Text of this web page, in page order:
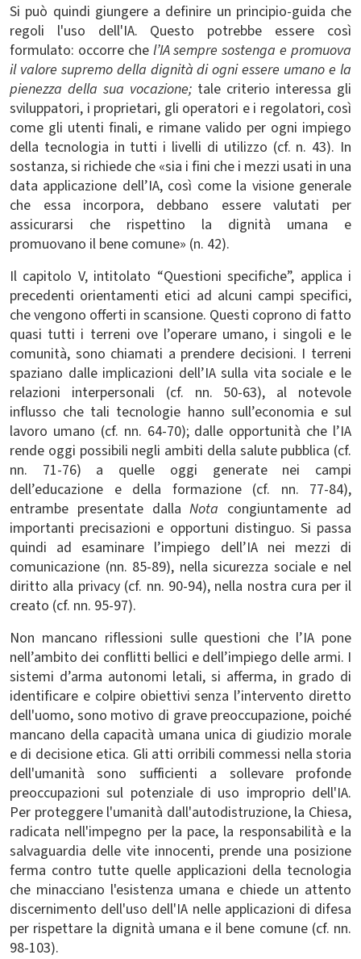
Si può quindi giungere a definire un principio-guida che
regoli l'uso dell'IA. Questo potrebbe essere così
formulato: occorre che l’IA sempre sostenga e promuova
il valore supremo della dignità di ogni essere umano e la
pienezza della sua vocazione; tale criterio interessa gli
sviluppatori, i proprietari, gli operatori e i regolatori, così
come gli utenti finali, e rimane valido per ogni impiego
della tecnologia in tutti i livelli di utilizzo (cf. n. 43). In
sostanza, si richiede che «sia i fini che i mezzi usati in una
data applicazione dell’IA, così come la visione generale
che essa incorpora, debbano essere valutati per
assicurarsi che rispettino la dignità umana e
promuovano il bene comune» (n. 42).
Il capitolo V, intitolato “Questioni specifiche”, applica i
precedenti orientamenti etici ad alcuni campi specifici,
che vengono offerti in scansione. Questi coprono di fatto
quasi tutti i terreni ove l’operare umano, i singoli e le
comunità, sono chiamati a prendere decisioni. I terreni
spaziano dalle implicazioni dell’IA sulla vita sociale e le
relazioni interpersonali (cf. nn. 50-63), al notevole
influsso che tali tecnologie hanno sull’economia e sul
lavoro umano (cf. nn. 64-70); dalle opportunità che l’IA
rende oggi possibili negli ambiti della salute pubblica (cf.
nn. 71-76) a quelle oggi generate nei campi
dell’educazione e della formazione (cf. nn. 77-84),
entrambe presentate dallaNota congiuntamente ad
importanti precisazioni e opportuni distinguo. Si passa
quindi ad esaminare l’impiego dell’IA nei mezzi di
comunicazione (nn. 85-89), nella sicurezza sociale e nel
diritto alla privacy (cf. nn. 90-94), nella nostra cura per il
creato (cf. nn. 95-97).
Non mancano riflessioni sulle questioni che l’IA pone
nell’ambito dei conflitti bellici e dell’impiego delle armi. I
sistemi d’arma autonomi letali, si afferma, in grado di
identificare e colpire obiettivi senza l’intervento diretto
dell'uomo, sono motivo di grave preoccupazione, poiché
mancano della capacità umana unica di giudizio morale
e di decisione etica. Gli atti orribili commessi nella storia
dell'umanità sono sufficienti a sollevare profonde
preoccupazioni sul potenziale di uso improprio dell'IA.
Per proteggere l'umanità dall'autodistruzione, la Chiesa,
radicata nell'impegno per la pace, la responsabilità e la
salvaguardia delle vite innocenti, prende una posizione
ferma contro tutte quelle applicazioni della tecnologia
che minacciano l'esistenza umana e chiede un attento
discernimento dell'uso dell'IA nelle applicazioni di difesa
per rispettare la dignità umana e il bene comune (cf. nn.
98-103).